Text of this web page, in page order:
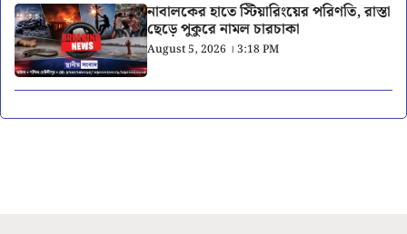
নাবালকের হাতে স্টিয়ারিংয়ের পরিণতি, রাস্তা
ছেড়ে পুকুরে নামল চারচাকা
August 5, 2026 । 3:18 PM